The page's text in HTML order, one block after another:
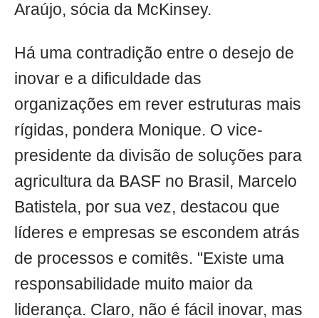
Araújo, sócia da McKinsey.
Há uma contradição entre o desejo de
inovar e a dificuldade das
organizações em rever estruturas mais
rígidas, pondera Monique. O vice-
presidente da divisão de soluções para
agricultura da BASF no Brasil, Marcelo
Batistela, por sua vez, destacou que
líderes e empresas se escondem atrás
de processos e comitês. "Existe uma
responsabilidade muito maior da
liderança. Claro, não é fácil inovar, mas